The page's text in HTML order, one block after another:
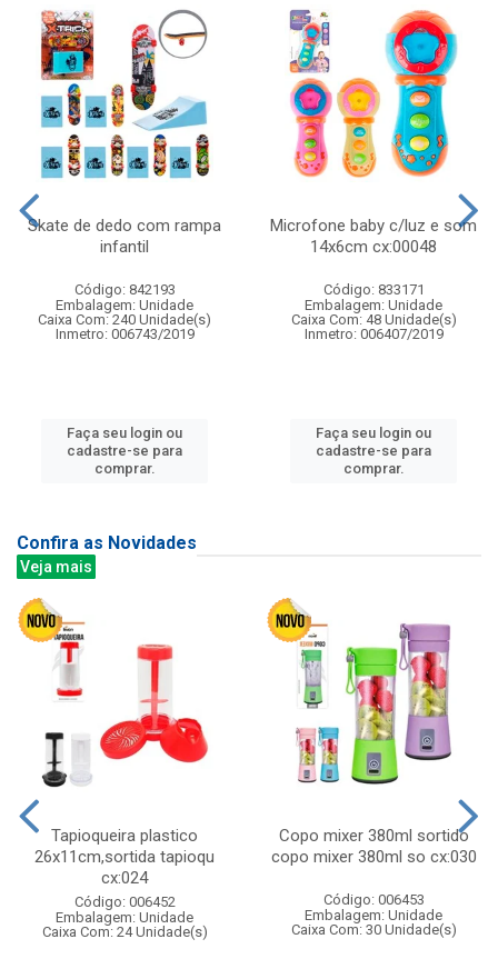
Skate de dedo com rampa
infantil
Código: 842193
Embalagem: Unidade
Caixa Com: 240 Unidade(s)
Inmetro: 006743/2019
Faça seu login ou
cadastre-se para
comprar.
Microfone baby c/luz e som
14x6cm cx:00048
Código: 833171
Embalagem: Unidade
Caixa Com: 48 Unidade(s)
Inmetro: 006407/2019
Faça seu login ou
cadastre-se para
comprar.
Confira as Novidades
Veja mais
Tapioqueira plastico
26x11cm,sortida tapioqu
cx:024
Código: 006452
Embalagem: Unidade
Caixa Com: 24 Unidade(s)
Copo mixer 380ml sortido
copo mixer 380ml so cx:030
Código: 006453
Embalagem: Unidade
Caixa Com: 30 Unidade(s)